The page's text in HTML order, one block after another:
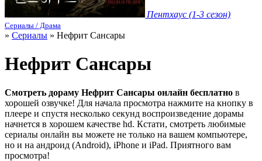
Пентхаус (1-3 сезон)
Сериалы / Драма
» Сериалы » Нефрит Сансары
Нефрит Сансары
Смотреть дораму Нефрит Сансары онлайн бесплатно в
хорошей озвучке! Для начала просмотра нажмите на кнопку в
плеере и спустя несколько секунд воспроизведение дорамы
начнется в хорошем качестве hd. Кстати, смотреть любимые
сериалы онлайн вы можете не только на вашем компьютере,
но и на андроид (Android), iPhone и iPad. Приятного вам
просмотра!